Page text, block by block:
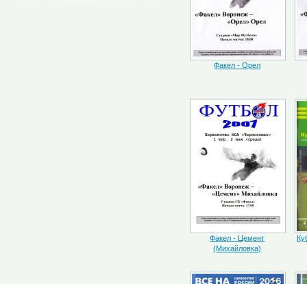
Факел - Орел
Факел - Цемент
(Михайловка)